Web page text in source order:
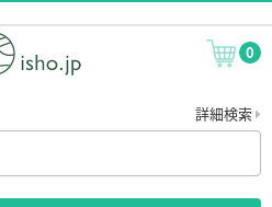
0
詳細検索